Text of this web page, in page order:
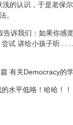
浅的认识，于是老保尔
。
告诉我们：如果你感
尝试 讲给小孩子听……
有关Democracy的
的水平低咯！哈哈！！